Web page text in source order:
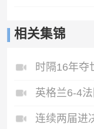
相关集锦